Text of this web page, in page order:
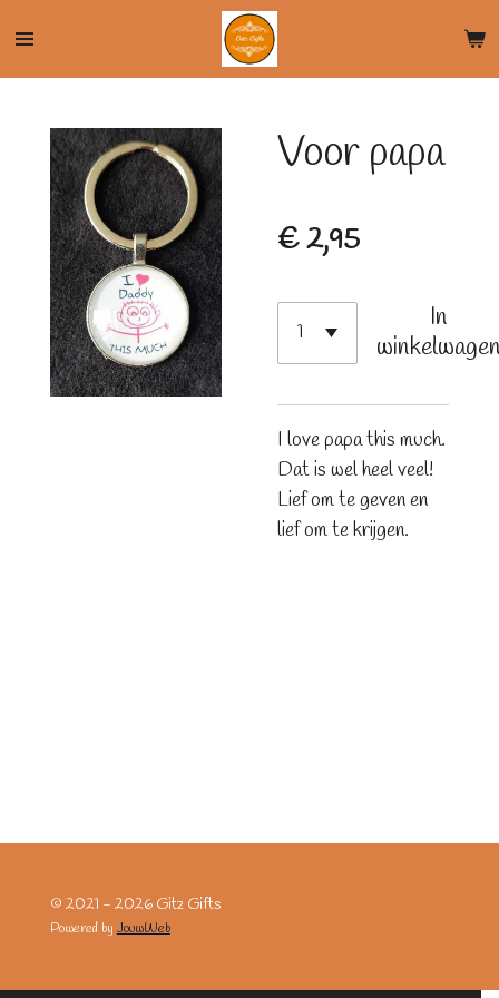
naar
hoofdinhoud
Voor papa
€ 2,95
In
I love papa this much.
Dat is wel heel veel!
Lief om te geven en
lief om te krijgen.
© 2021 - 2026 Gitz Gifts
Powered byJouwWeb